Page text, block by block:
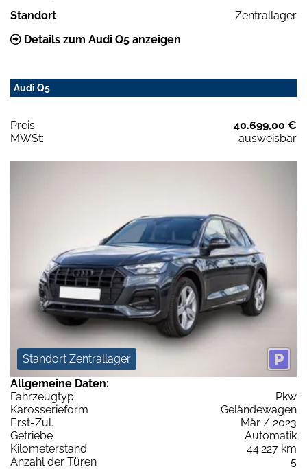
Standort
Zentrallager
Details zum Audi Q5 anzeigen
Audi Q5
Preis:
40.699,00 €
MWSt:
ausweisbar
Standort Zentrallager
Allgemeine Daten:
Fahrzeugtyp
Pkw
Karosserieform
Geländewagen
Erst-Zul.
Mär / 2023
Getriebe
Automatik
Kilometerstand
44.227 km
Anzahl der Türen
5